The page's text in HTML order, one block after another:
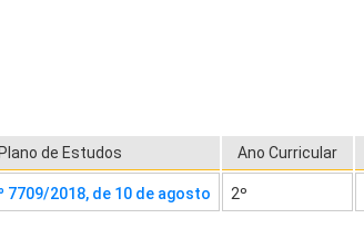
Plano de Estudos Ano Curricular
7709/2018, de 10 de agosto 2º